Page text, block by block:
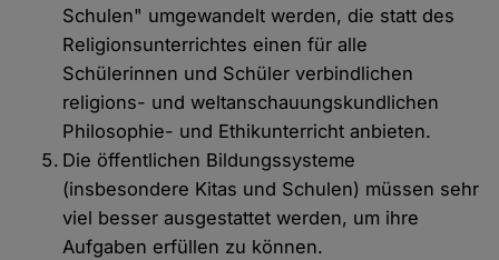
Schulen" umgewandelt werden, die statt des
Religionsunterrichtes einen für alle
Schülerinnen und Schüler verbindlichen
religions- und weltanschauungskundlichen
Philosophie- und Ethikunterricht anbieten.
Die öffentlichen Bildungssysteme
(insbesondere Kitas und Schulen) müssen sehr
viel besser ausgestattet werden, um ihre
Aufgaben erfüllen zu können.